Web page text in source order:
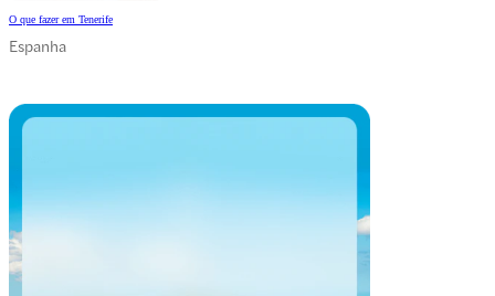
O que fazer em Tenerife
Espanha